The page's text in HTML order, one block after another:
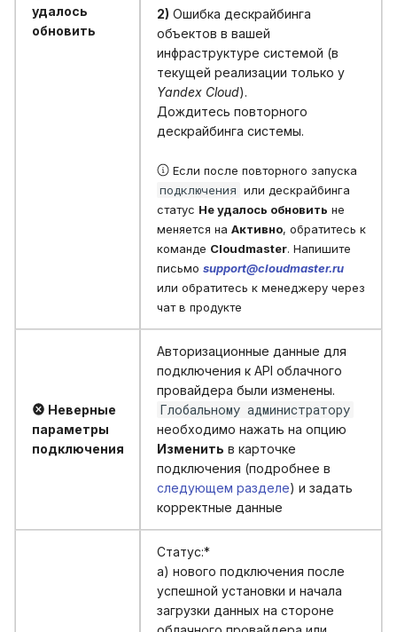
удалось
обновить
2) Ошибка дескрайбинга
объектов в вашей
инфраструктуре системой (в
текущей реализации только у
Yandex Cloud).
Дождитесь повторного
дескрайбинга системы.
Если после повторного запуска
подключения или дескрайбинга
статус Не удалось обновить не
меняется на Активно, обратитесь к
команде Cloudmaster. Напишите
письмо support@cloudmaster.ru
или обратитесь к менеджеру через
чат в продукте
Неверные
параметры
подключения
Авторизационные данные для
подключения к API облачного
провайдера были изменены.
Глобальному администратору
необходимо нажать на опцию
Изменить в карточке
подключения (подробнее в
следующем разделе) и задать
корректные данные
Статус:*
а) нового подключения после
успешной установки и начала
загрузки данных на стороне